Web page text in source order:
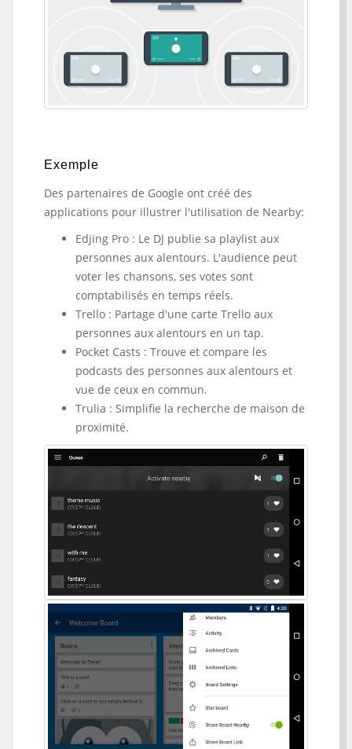
Exemple
Des partenaires de Google ont créé des
applications pour illustrer l'utilisation de Nearby:
Edjing Pro : Le DJ publie sa playlist aux
personnes aux alentours. L'audience peut
voter les chansons, ses votes sont
comptabilisés en temps réels.
Trello : Partage d'une carte Trello aux
personnes aux alentours en un tap.
Pocket Casts : Trouve et compare les
podcasts des personnes aux alentours et
vue de ceux en commun.
Trulia : Simplifie la recherche de maison de
proximité.